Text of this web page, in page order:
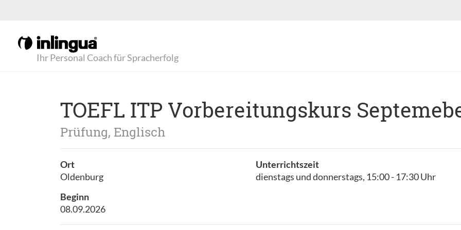
Ihr Personal Coach für Spracherfolg
TOEFL ITP Vorbereitungskurs
Prüfung, Englisch
Ort
Oldenburg
Beginn
08.09.2026
Unterrichtszeit
dienstags und donnerstags, 15:00 - 17:30 Uhr